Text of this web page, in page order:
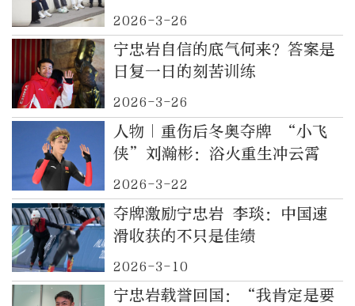
2026-3-26
宁忠岩自信的底气何来？答案是
日复一日的刻苦训练
2026-3-26
人物｜重伤后冬奥夺牌 “小飞
侠”刘瀚彬：浴火重生冲云霄
2026-3-22
夺牌激励宁忠岩 李琰：中国速
滑收获的不只是佳绩
2026-3-10
宁忠岩载誉回国：“我肯定是要